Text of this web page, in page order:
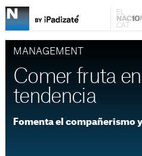
MANAGEMENT
Comer fruta
tendencia
Fomenta el compañerismo